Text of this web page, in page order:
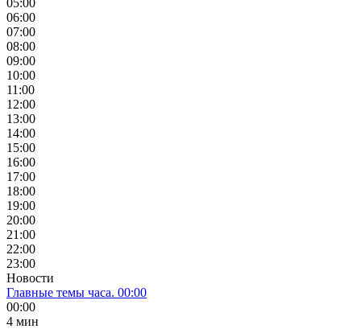
05:00
06:00
07:00
08:00
09:00
10:00
11:00
12:00
13:00
14:00
15:00
16:00
17:00
18:00
19:00
20:00
21:00
22:00
23:00
Новости
Главные темы часа. 00:00
00:00
4 мин